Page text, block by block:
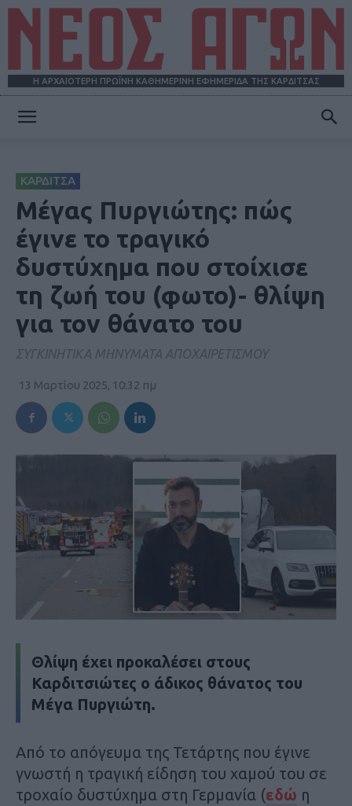
Η ΑΡΧΑΙΟΤΕΡΗ ΠΡΩΪΝΗ ΚΑΘΗΜΕΡΙΝΗ ΕΦΗΜΕΡΙΔΑ ΤΗΣ ΚΑΡΔΙΤΣΑΣ
ΚΑΡΔΙΤΣΑ
Μέγας Πυργιώτης: πώς
έγινε το τραγικό
δυστύχημα που στοίχισε
τη ζωή του (φωτο)- θλίψη
για τον θάνατο του
ΣΥΓΚΙΝΗΤΙΚΑ ΜΗΝΥΜΑΤΑ ΑΠΟΧΑΙΡΕΤΙΣΜΟΥ
13 Μαρτίου 2025, 10:32 πμ
Θλίψη έχει προκαλέσει στους
Καρδιτσιώτες ο άδικος θάνατος του
Μέγα Πυργιώτη.
Από το απόγευμα της Τετάρτης που έγινε
γνωστή η τραγική είδηση του χαμού του σε
τροχαίο δυστύχημα στη Γερμανία (εδώ η